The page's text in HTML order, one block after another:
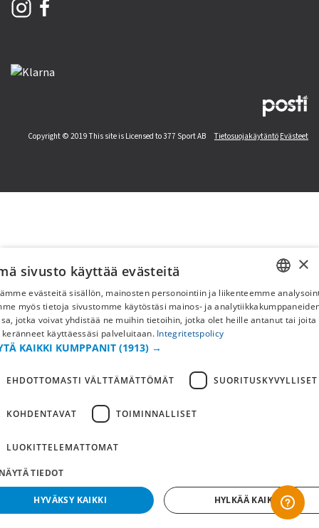
Copyright © 2019 This site is Licensed to 377 Sport AB Tietosuojakäytäntö Evästeet
FI
×
sivusto käyttää evästeitä
evästeitä sisällön, mainosten personointiin ja liikenteemme
myös tietoja sivustomme käytöstäsi mainos- ja
jotka voivat yhdistää ne muihin tietoihin, jotka olet heille antanut tai joita
keränneet käyttäessäsi palveluitaan. Integritetspolicy
KAIKKI KUMPPANIT (1913) →
EHDOTTOMASTI VÄLTTÄMÄTTÖMÄT SUORITUSKYVYLLISET
KOHDENTAVAT TOIMINNALLISET
LUOKITTELEMATTOMAT
TIEDOT
HYVÄKSY KAIKKI HYLKÄÄ KAIKKI